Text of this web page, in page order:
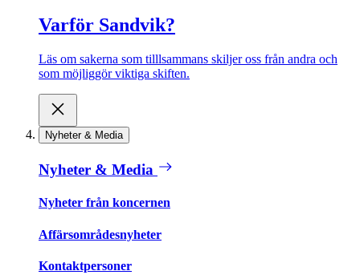
Varför Sandvik?
Läs om sakerna som tilllsammans skiljer oss från andra och
som möjliggör viktiga skiften.
Nyheter & Media
Nyheter & Media
Nyheter från koncernen
Affärsområdesnyheter
Kontaktpersoner